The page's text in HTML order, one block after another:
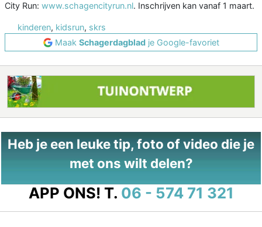
City Run: www.schagencityrun.nl. Inschrijven kan vanaf 1 maart.
kinderen, kidsrun, skrs
Maak Schagerdagbladje Google-favoriet
Heb je een leuke tip, foto of video die je
met ons wilt delen?
APP ONS! T. 06 - 574 71 321